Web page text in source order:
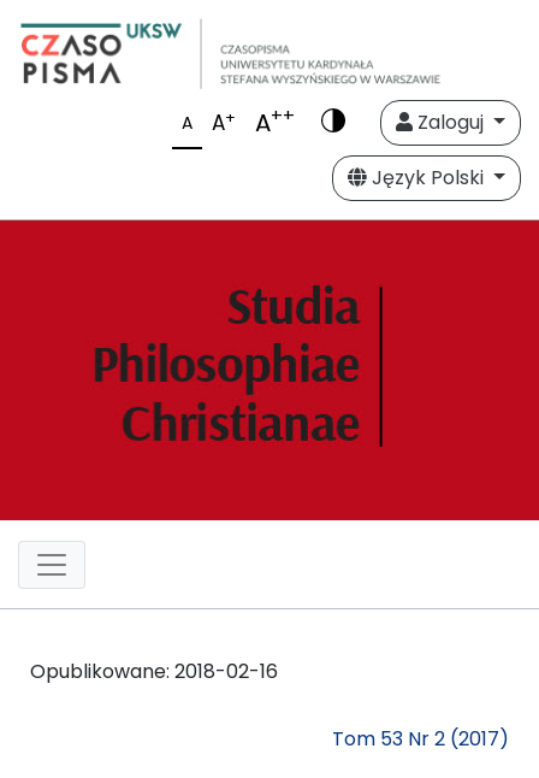
A A+ A++
Zaloguj
Język Polski
Opublikowane: 2018-02-16
Tom 53 Nr 2 (2017)